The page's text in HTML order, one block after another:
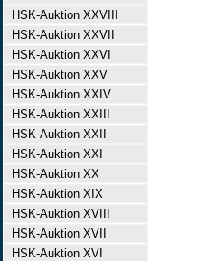
HSK-Auktion XXVIII
HSK-Auktion XXVII
HSK-Auktion XXVI
HSK-Auktion XXV
HSK-Auktion XXIV
HSK-Auktion XXIII
HSK-Auktion XXII
HSK-Auktion XXI
HSK-Auktion XX
HSK-Auktion XIX
HSK-Auktion XVIII
HSK-Auktion XVII
HSK-Auktion XVI